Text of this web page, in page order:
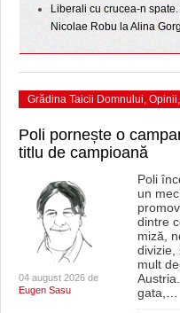
Liberali cu crucea-n
Nicolae Robu la Alina
Grădina Taicii Domnului, Opinii,
Poli pornește o
titlu de campioană
04 august 2026 de
Eugen Sasu
Poli
un
dintre
miză,
divizie,
mult
gata,